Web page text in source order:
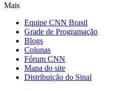
Mais
Equipe CNN Brasil
Grade de Programação
Blogs
Colunas
Fórum CNN
Mapa do site
Distribuição do Sinal